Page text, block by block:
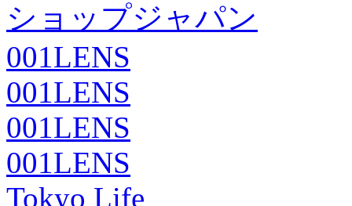
ショップジャパン
001LENS
001LENS
001LENS
001LENS
Tokyo Life